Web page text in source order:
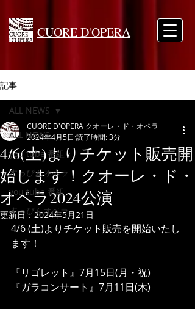
CUORE D'OPERA
記事
ALL NEWS
you tube 番組
すっぴんオペラ
you tube 番組
すっぴんオペラ
ALL NEWS
4/6(土)よりチケット販売開
始します！クオーレ・ド・
オペラ2024公演
CUORE D'OPERA クオーレ・ド・オペラ
2024年4月5日 読了時間: 3分
更新日：2024年5月21日
4/6 (土)よりチケット販売を開始いたし
ます！
『リゴレット』7月15日(月・祝)
『ガラコンサート』7月11日(木)